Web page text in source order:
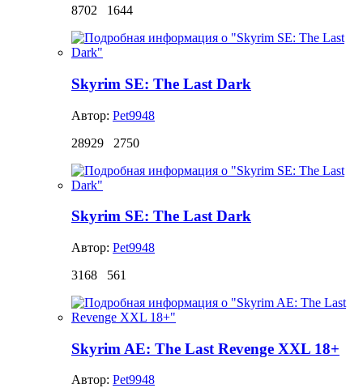
8702
1644
Skyrim SE: The Last Dark
Автор: Pet9948
28929
2750
Skyrim SE: The Last Dark
Автор: Pet9948
3168
561
Skyrim AE: The Last Revenge XXL 18+
Автор: Pet9948